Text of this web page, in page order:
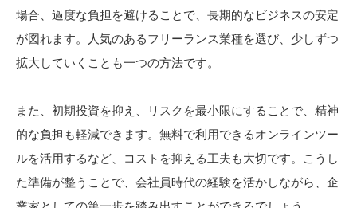
場合、過度な負担を避けることで、長期的なビジネスの安定
が図れます。人気のあるフリーランス業種を選び、少しずつ
拡大していくことも一つの方法です。
また、初期投資を抑え、リスクを最小限にすることで、精神
的な負担も軽減できます。無料で利用できるオンラインツー
ルを活用するなど、コストを抑える工夫も大切です。こうし
た準備が整うことで、会社員時代の経験を活かしながら、企